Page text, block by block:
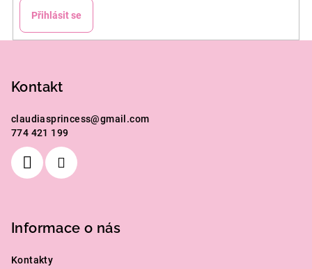
Přihlásit se
Kontakt
claudiasprincess@gmail.com
774 421 199
Informace o nás
Kontakty